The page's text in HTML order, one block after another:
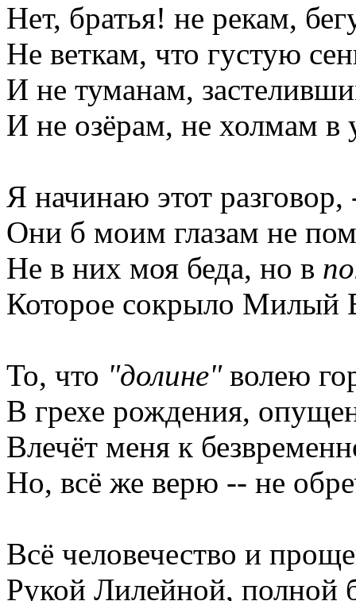
Нет, братья! не рекам,
Не веткам, что густую
И не туманам,
И не озёрам, не холмам в
Я начинаю этот разговор,
Они б моим глазам не
Не в них моя беда, но в
Которое сокрыло Милый
То, что "долине"волею
В грехе рождения,
Влечёт меня к
Но, всё же верю -- не
Всё человечество и
Рукой Лилейной, полной